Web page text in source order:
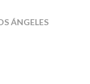
ÁNGELES